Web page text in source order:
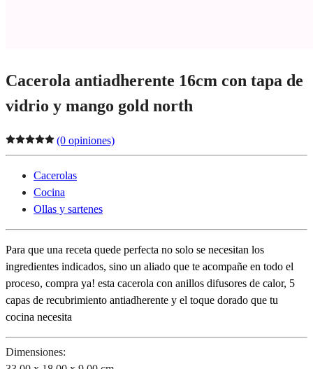
Cacerola antiadherente 16cm con tapa de
vidrio y mango gold north
(0 opiniones)
Cacerolas
Cocina
Ollas y sartenes
Para que una receta quede perfecta no solo se necesitan los
ingredientes indicados, sino un aliado que te acompañe en todo el
proceso, compra ya! esta cacerola con anillos difusores de calor, 5
capas de recubrimiento antiadherente y el toque dorado que tu
cocina necesita
Dimensiones: